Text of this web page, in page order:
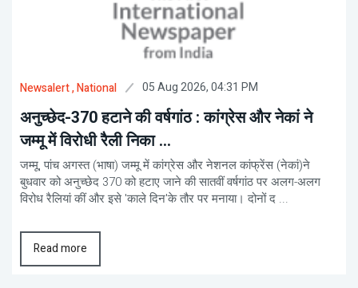
Newsalert, National 05 Aug 2026, 04:31 PM
अनुच्छेद-370 हटाने की वर्षगांठ : कांग्रेस और नेकां ने
जम्मू में विरोधी रैली निका ...
जम्मू, पांच अगस्त (भाषा) जम्मू में कांग्रेस और नेशनल कांफ्रेंस (नेकां)ने
बुधवार को अनुच्छेद 370 को हटाए जाने की सातवीं वर्षगांठ पर अलग-अलग
विरोध रैलियां कीं और इसे 'काले दिन'​​के तौर पर मनाया। दोनों द ...
Read more